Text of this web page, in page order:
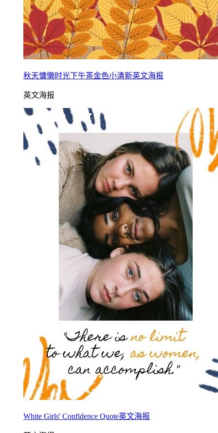
秋天慵懒时光下午茶金色小清新英文海报
英文海报
White Girls' Confidence Quote英文海报